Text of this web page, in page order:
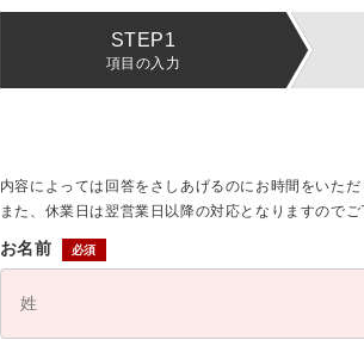
項目の入力
内容によっては回答をさしあげるのにお時間をいただ
また、休業日は翌営業日以降の対応となりますのでご
お名前